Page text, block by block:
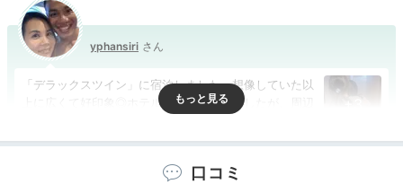
yphansiri
「デラックスツイン」に宿泊しました。想像していた以
上に広くて好印象◎ホテルは街中にありましたが、周辺
口コミ